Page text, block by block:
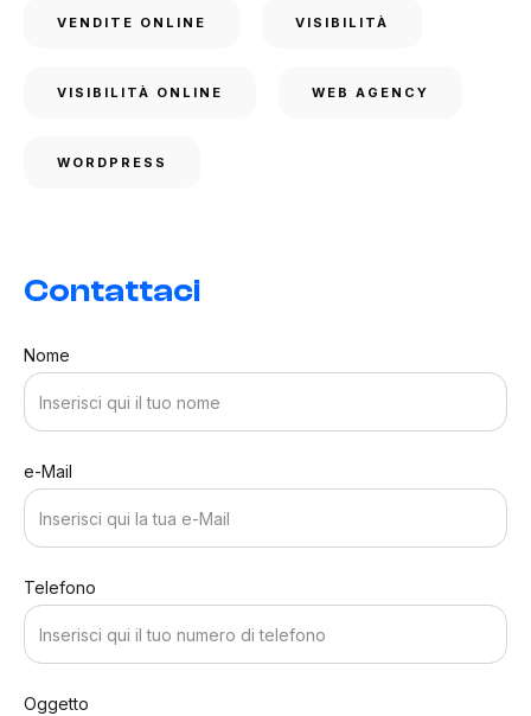
VENDITE ONLINE VISIBILITÀ
VISIBILITÀ ONLINE WEB AGENCY
WORDPRESS
Contattaci
Nome
e-Mail
Telefono
Oggetto